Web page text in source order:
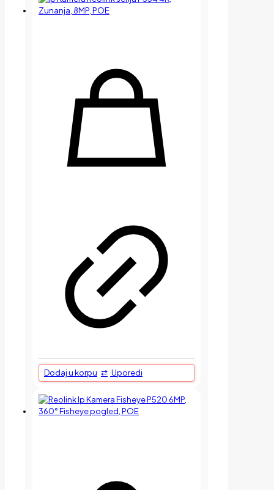
Dodaj u korpu Uporedi